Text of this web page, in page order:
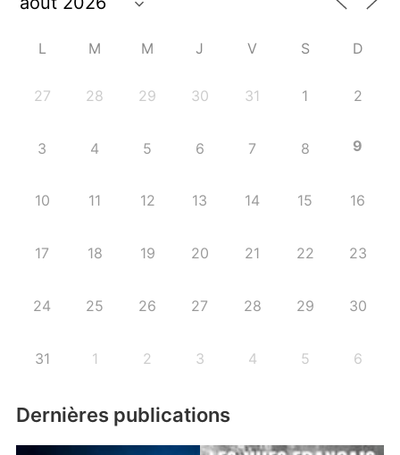
L M M J V S D
27 28 29 30 31 1 2
3 4 5 6 7 8 9
10 11 12 13 14 15 16
17 18 19 20 21 22 23
24 25 26 27 28 29 30
31 1 2 3 4 5 6
Dernières publications